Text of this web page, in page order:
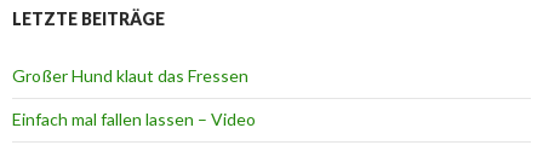
LETZTE BEITRÄGE
Großer Hund klaut das Fressen
Einfach mal fallen lassen – Video